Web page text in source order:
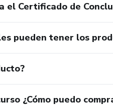
el Certificado de
pueden tener los
¿Cómo puedo